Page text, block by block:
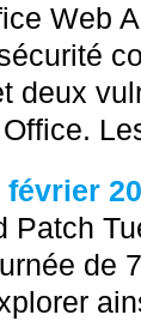
Web
deux
Patch
de